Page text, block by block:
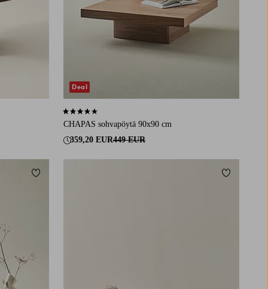
CHAPAS sohvapöytä 90x90 cm
359,20 EUR449 EUR
3,6 perustuen 9 arvosanaan
Deal
Lisää suosikkeihin Lisää